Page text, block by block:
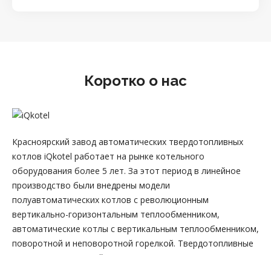
Коротко о нас
Красноярский завод автоматических твердотопливных
котлов iQkotel работает на рынке котельного
оборудования более 5 лет. За этот период в линейное
производство были внедрены модели
полуавтоматических котлов с революционным
вертикально-горизонтальным теплообменником,
автоматические котлы с вертикальным теплообменником,
поворотной и неповоротной горелкой. Твердотопливные